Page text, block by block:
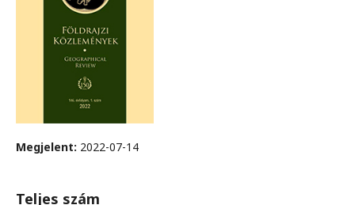
Megjelent: 2022-07-14
Teljes szám